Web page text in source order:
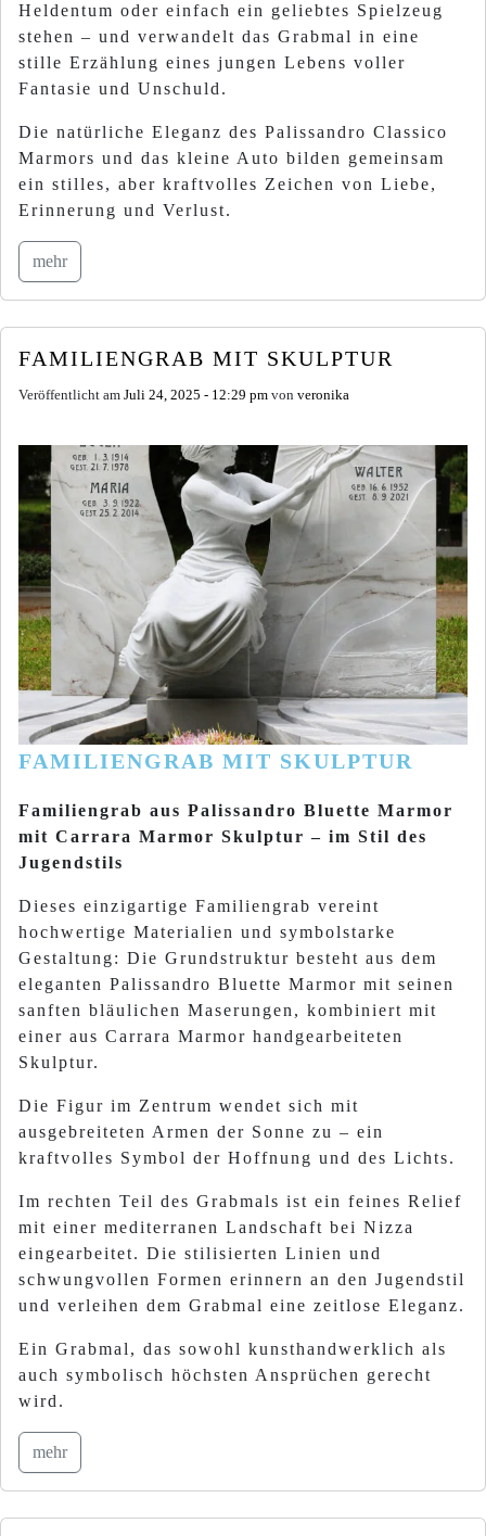
Heldentum oder einfach ein geliebtes Spielzeug
stehen – und verwandelt das Grabmal in eine
stille Erzählung eines jungen Lebens voller
Fantasie und Unschuld.
Die natürliche Eleganz des Palissandro Classico
Marmors und das kleine Auto bilden gemeinsam
ein stilles, aber kraftvolles Zeichen von Liebe,
Erinnerung und Verlust.
mehr
FAMILIENGRAB MIT SKULPTUR
Veröffentlicht am Juli 24, 2025 - 12:29 pm von veronika
FAMILIENGRAB MIT SKULPTUR
Familiengrab aus Palissandro Bluette Marmor
mit Carrara Marmor Skulptur – im Stil des
Jugendstils
Dieses einzigartige Familiengrab vereint
hochwertige Materialien und symbolstarke
Gestaltung: Die Grundstruktur besteht aus dem
eleganten Palissandro Bluette Marmor mit seinen
sanften bläulichen Maserungen, kombiniert mit
einer aus Carrara Marmor handgearbeiteten
Skulptur.
Die Figur im Zentrum wendet sich mit
ausgebreiteten Armen der Sonne zu – ein
kraftvolles Symbol der Hoffnung und des Lichts.
Im rechten Teil des Grabmals ist ein feines Relief
mit einer mediterranen Landschaft bei Nizza
eingearbeitet. Die stilisierten Linien und
schwungvollen Formen erinnern an den Jugendstil
und verleihen dem Grabmal eine zeitlose Eleganz.
Ein Grabmal, das sowohl kunsthandwerklich als
auch symbolisch höchsten Ansprüchen gerecht
wird.
mehr